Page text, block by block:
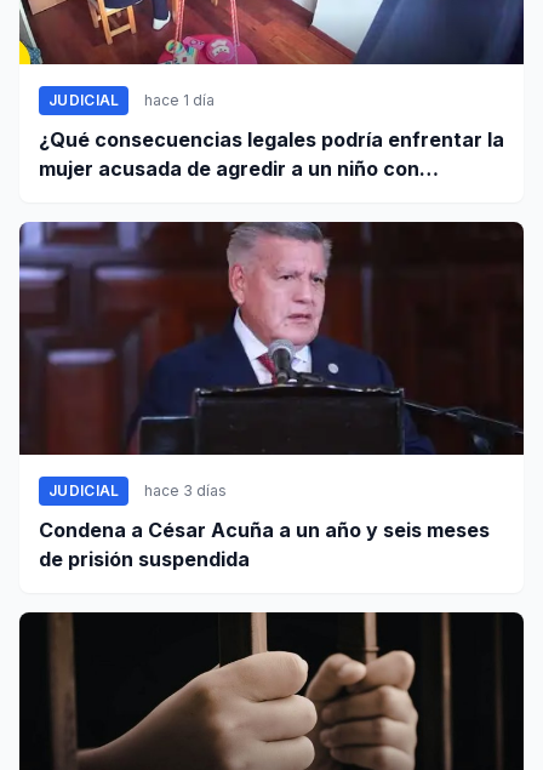
JUDICIAL hace 1 día
¿Qué consecuencias legales podría enfrentar la
mujer acusada de agredir a un niño con
JUDICIAL hace 3 días
Condena a César Acuña a un año y seis meses
de prisión suspendida